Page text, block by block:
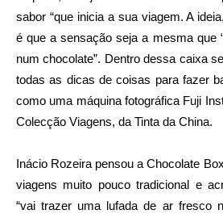
sabor “que inicia a sua viagem. A
é que a sensação seja a mesma que
num chocolate”. Dentro dessa caixa
todas as dicas de coisas para fazer
como uma máquina fotográfica Fuji
Colecção Viagens, da Tinta da China.
Inácio Rozeira pensou a Chocolate
viagens muito pouco tradicional e
“vai trazer uma lufada de ar fresco